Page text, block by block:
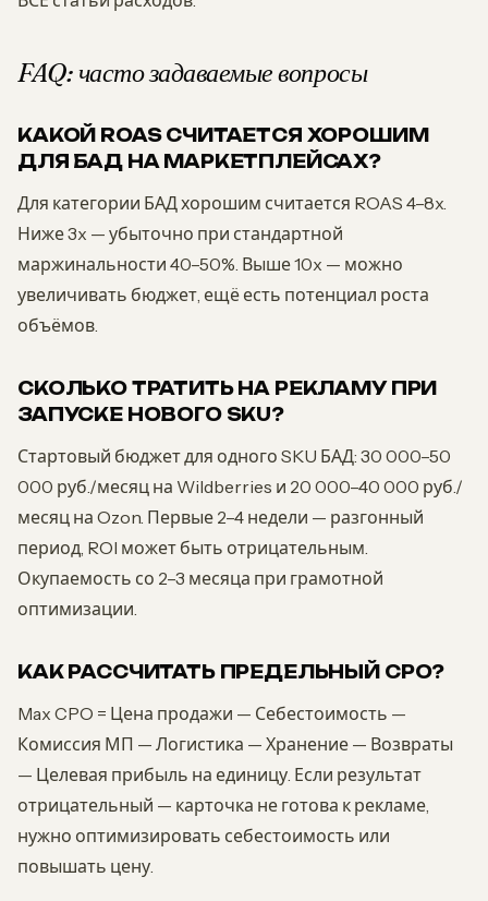
FAQ: часто задаваемые вопросы
КАКОЙ ROAS СЧИТАЕТСЯ ХОРОШИМ
ДЛЯ БАД НА МАРКЕТПЛЕЙСАХ?
Для категории БАД хорошим считается ROAS 4–8x.
Ниже 3x — убыточно при стандартной
маржинальности 40–50%. Выше 10x — можно
увеличивать бюджет, ещё есть потенциал роста
объёмов.
СКОЛЬКО ТРАТИТЬ НА РЕКЛАМУ ПРИ
ЗАПУСКЕ НОВОГО SKU?
Стартовый бюджет для одного SKU БАД: 30 000–50
000 руб./месяц на Wildberries и 20 000–40 000 руб./
месяц на Ozon. Первые 2–4 недели — разгонный
период, ROI может быть отрицательным.
Окупаемость со 2–3 месяца при грамотной
оптимизации.
КАК РАССЧИТАТЬ ПРЕДЕЛЬНЫЙ CPO?
Max CPO = Цена продажи — Себестоимость —
Комиссия МП — Логистика — Хранение — Возвраты
— Целевая прибыль на единицу. Если результат
отрицательный — карточка не готова к рекламе,
нужно оптимизировать себестоимость или
повышать цену.